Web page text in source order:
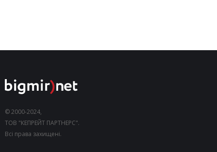
© 2000-2024,
ТОВ "КЕПРЕЙТ ПАРТНЕРС".
Всі права захищені.